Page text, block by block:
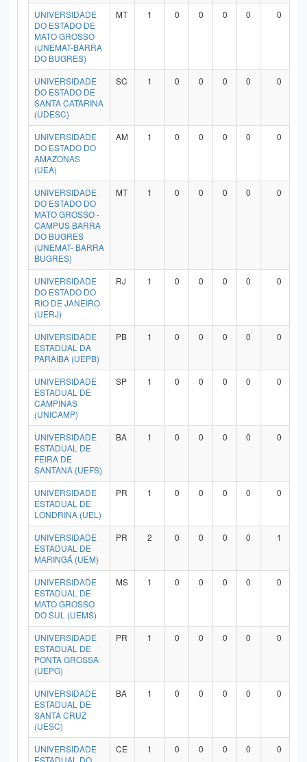
UNIVERSIDADE
DO ESTADO DE
MATO GROSSO
(UNEMAT-BARRA
DO BUGRES)
MT 1 0 0 0 0 0
UNIVERSIDADE
DO ESTADO DE
SANTA CATARINA
(UDESC)
SC 1 0 0 0 0 0
UNIVERSIDADE
DO ESTADO DO
AMAZONAS
(UEA)
AM 1 0 0 0 0 0
UNIVERSIDADE
DO ESTADO DO
MATO GROSSO -
CAMPUS BARRA
DO BUGRES
(UNEMAT- BARRA
BUGRES)
MT 1 0 0 0 0 0
UNIVERSIDADE
DO ESTADO DO
RIO DE JANEIRO
(UERJ)
RJ 1 0 0 0 0 0
UNIVERSIDADE
ESTADUAL DA
PARAIBA (UEPB)
PB 1 0 0 0 0 0
UNIVERSIDADE
ESTADUAL DE
CAMPINAS
(UNICAMP)
SP 1 0 0 0 0 0
UNIVERSIDADE
ESTADUAL DE
FEIRA DE
SANTANA (UEFS)
BA 1 0 0 0 0 0
UNIVERSIDADE
ESTADUAL DE
LONDRINA (UEL)
PR 1 0 0 0 0 0
UNIVERSIDADE
ESTADUAL DE
MARINGÁ (UEM)
PR 2 0 0 0 0 1
UNIVERSIDADE
ESTADUAL DE
MATO GROSSO
DO SUL (UEMS)
MS 1 0 0 0 0 0
UNIVERSIDADE
ESTADUAL DE
PONTA GROSSA
(UEPG)
PR 1 0 0 0 0 0
UNIVERSIDADE
ESTADUAL DE
SANTA CRUZ
(UESC)
BA 1 0 0 0 0 0
UNIVERSIDADE
ESTADUAL DO
CE 1 0 0 0 0 0